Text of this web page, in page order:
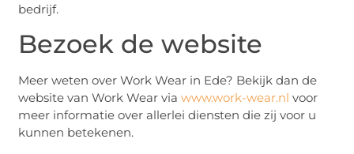
bedrijf.
Bezoek de website
Meer weten over Work Wear in Ede? Bekijk dan de
website van Work Wear via www.work-wear.nl voor
meer informatie over allerlei diensten die zij voor u
kunnen betekenen.